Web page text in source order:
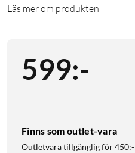
Läs mer om produkten
599:-
Finns som outlet-vara
Outletvara tillgänglig för450:-